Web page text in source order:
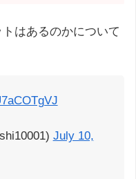
はあるのかについて
July 10,